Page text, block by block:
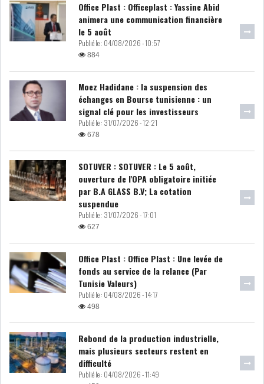
ACTUALITÉS
ÉCONOMIQUES
EMPLOI
ACTUALITÉS DES
SOCIÉTÉS
DEVISES
LOI DE FINANCE
MATIÈRES PREMIÈRES RATING
MÉDIAS
DONNÉES
MACROÉCONOMIQUES
HAUSSE DES RÉSERVES DE
DEVISES À 97 JOUR...
Office Plast : Officeplast : Yassine Abid
animera une communication financière
le 5 août
Publié le : 04/08/2026 - 10:57
884
Moez Hadidane : la suspension des
échanges en Bourse tunisienne : un
signal clé pour les investisseurs
Publié le : 31/07/2026 - 12:21
678
SOTUVER : SOTUVER : Le 5 août,
ouverture de l'OPA obligatoire initiée
par B.A GLASS B.V; La cotation
suspendue
Publié le : 31/07/2026 - 17:01
627
Office Plast : Office Plast : Une levée de
fonds au service de la relance (Par
Tunisie Valeurs)
Publié le : 04/08/2026 - 14:17
498
Rebond de la production industrielle,
mais plusieurs secteurs restent en
difficulté
Publié le : 04/08/2026 - 11:49